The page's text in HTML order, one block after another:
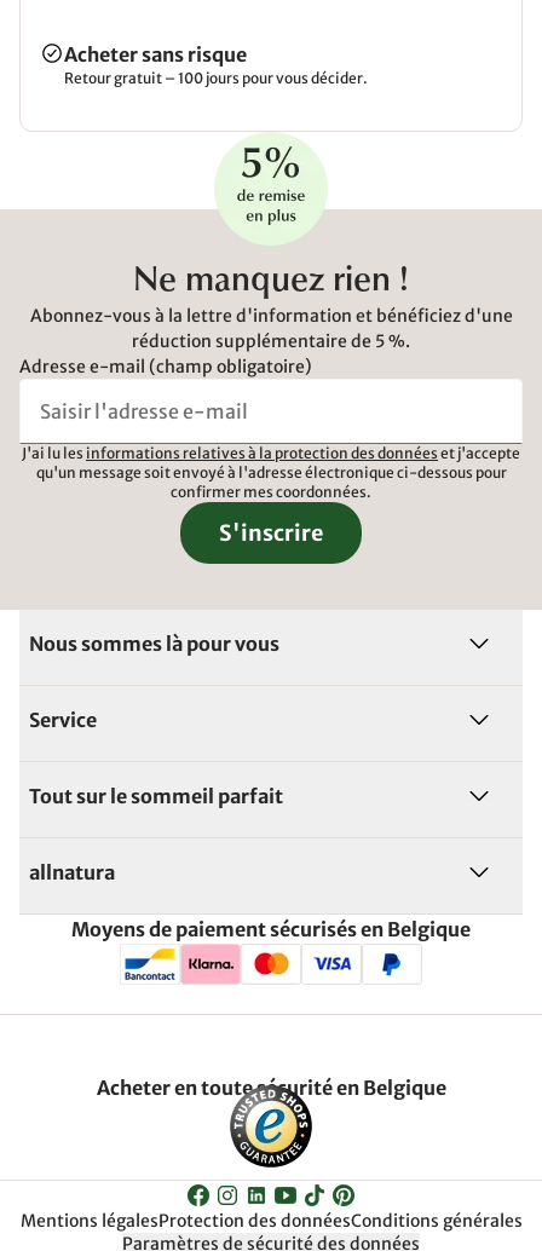
Acheter sans risque
Retour gratuit – 100 jours pour vous décider.
Ne manquez rien !
Abonnez-vous à la lettre d'information et bénéficiez d'une
réduction supplémentaire de 5 %.
Adresse e-mail (champ obligatoire)
J'ai lu les informations relatives à la protection des données et j'accepte
qu'un message soit envoyé à l'adresse électronique ci-dessous pour
confirmer mes coordonnées.
S'inscrire
Nous sommes là pour vous
Service
Tout sur le sommeil parfait
allnatura
Moyens de paiement sécurisés en Belgique
Acheter en toute sécurité en Belgique
Mentions légalesProtection des donnéesConditions générales
Paramètres de sécurité des données